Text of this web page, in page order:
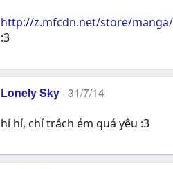
http://z.mfcdn.net/store/manga/
:3
Lonely Sky 31/7/14
hí hí, chỉ trách ẻm quá yêu :3